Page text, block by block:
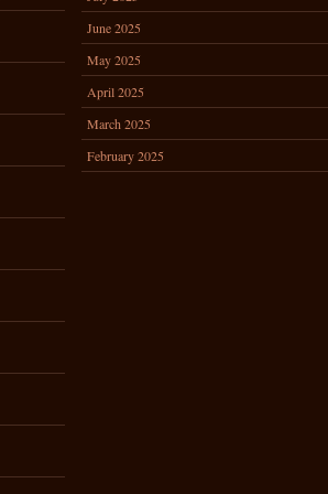
June 2025
May 2025
April 2025
March 2025
February 2025